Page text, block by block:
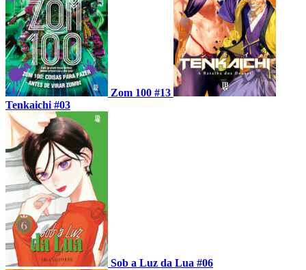
Zom 100 #13
Tenkaichi #03
Sob a Luz da Lua #06